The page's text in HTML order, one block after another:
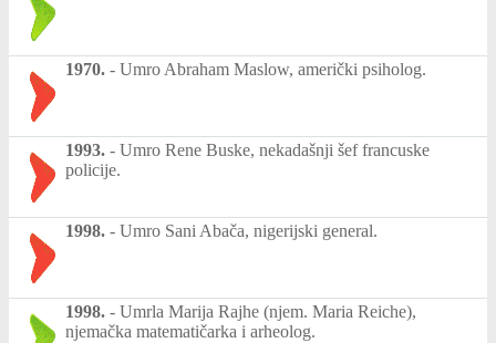
1970. - Umro Abraham Maslow, američki psiholog.
1993. - Umro Rene Buske, nekadašnji šef francuske
policije.
1998. - Umro Sani Abača, nigerijski general.
1998. - Umrla Marija Rajhe (njem. Maria Reiche),
njemačka matematičarka i arheolog.